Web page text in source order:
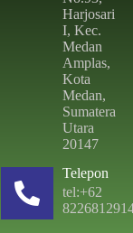
Harjosari
I, Kec.
Medan
Amplas,
Kota
Medan,
Sumatera
Utara
20147
Telepon
tel:+62